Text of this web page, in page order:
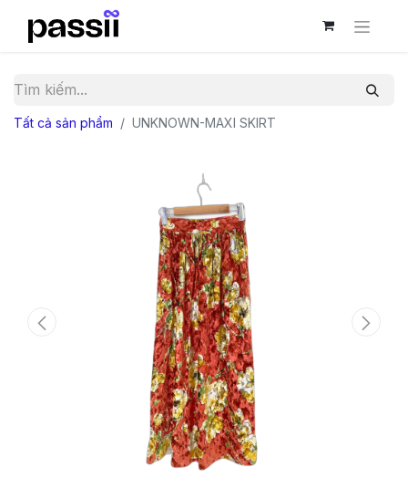
Tất cả sản phẩm UNKNOWN-MAXI SKIRT